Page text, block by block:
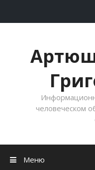
человеческом
Меню